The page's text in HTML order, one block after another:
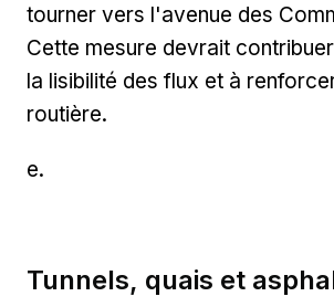
tourner vers l'avenue des
Cette mesure devrait
la lisibilité des flux et à
routière.
e.
Tunnels, quais et